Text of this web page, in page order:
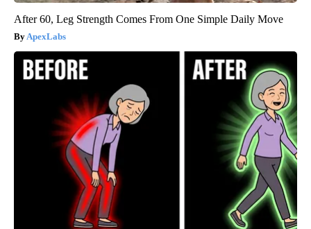
After 60, Leg Strength Comes From One Simple Daily Move
ApexLabs